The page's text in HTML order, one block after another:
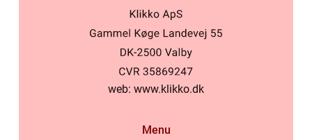
web: www.klikko.dk
Menu